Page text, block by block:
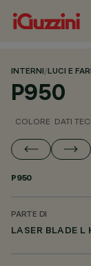
INTERNI/LUCI E
P950
COLORE DATI
P950
PARTE DI
LASER BLADE L